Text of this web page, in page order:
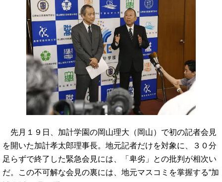
先月１９日、加計学園の岡山理大（岡山）で初の記者会見
を開いた加計孝太郎理事長。地元記者だけを対象に、３０分
足らずで終了した緊急会見には、「卑劣」との批判が相次い
だ。この不可解な会見の裏には、地元マスコミを掌握する“加